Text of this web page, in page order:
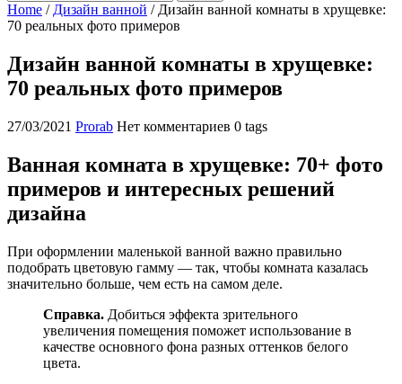
Home / Дизайн ванной / Дизайн ванной комнаты в хрущевке:
70 реальных фото примеров
Дизайн ванной комнаты в хрущевке:
70 реальных фото примеров
27/03/2021 Prorab Нет комментариев 0 tags
Ванная комната в хрущевке: 70+ фото
примеров и интересных решений
дизайна
При оформлении маленькой ванной важно правильно
подобрать цветовую гамму — так, чтобы комната казалась
значительно больше, чем есть на самом деле.
Справка. Добиться эффекта зрительного
увеличения помещения поможет использование в
качестве основного фона разных оттенков белого
цвета.